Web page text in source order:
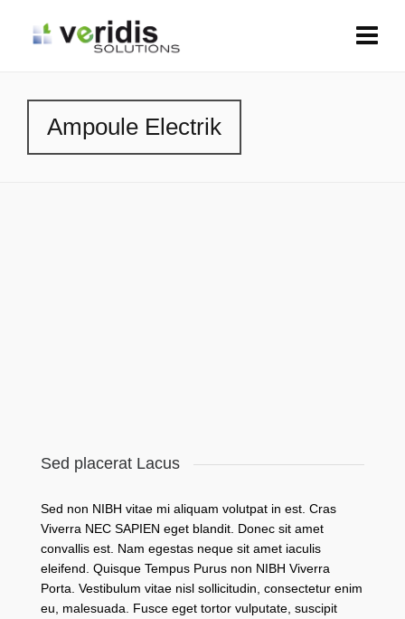
Ampoule Electrik
Sed placerat Lacus
Sed non NIBH vitae mi aliquam volutpat in est. Cras
Viverra NEC SAPIEN eget blandit. Donec sit amet
convallis est. Nam egestas neque sit amet iaculis
eleifend. Quisque Tempus Purus non NIBH Viverra
Porta. Vestibulum vitae nisl sollicitudin, consectetur enim
eu, malesuada. Fusce eget tortor vulputate, suscipit